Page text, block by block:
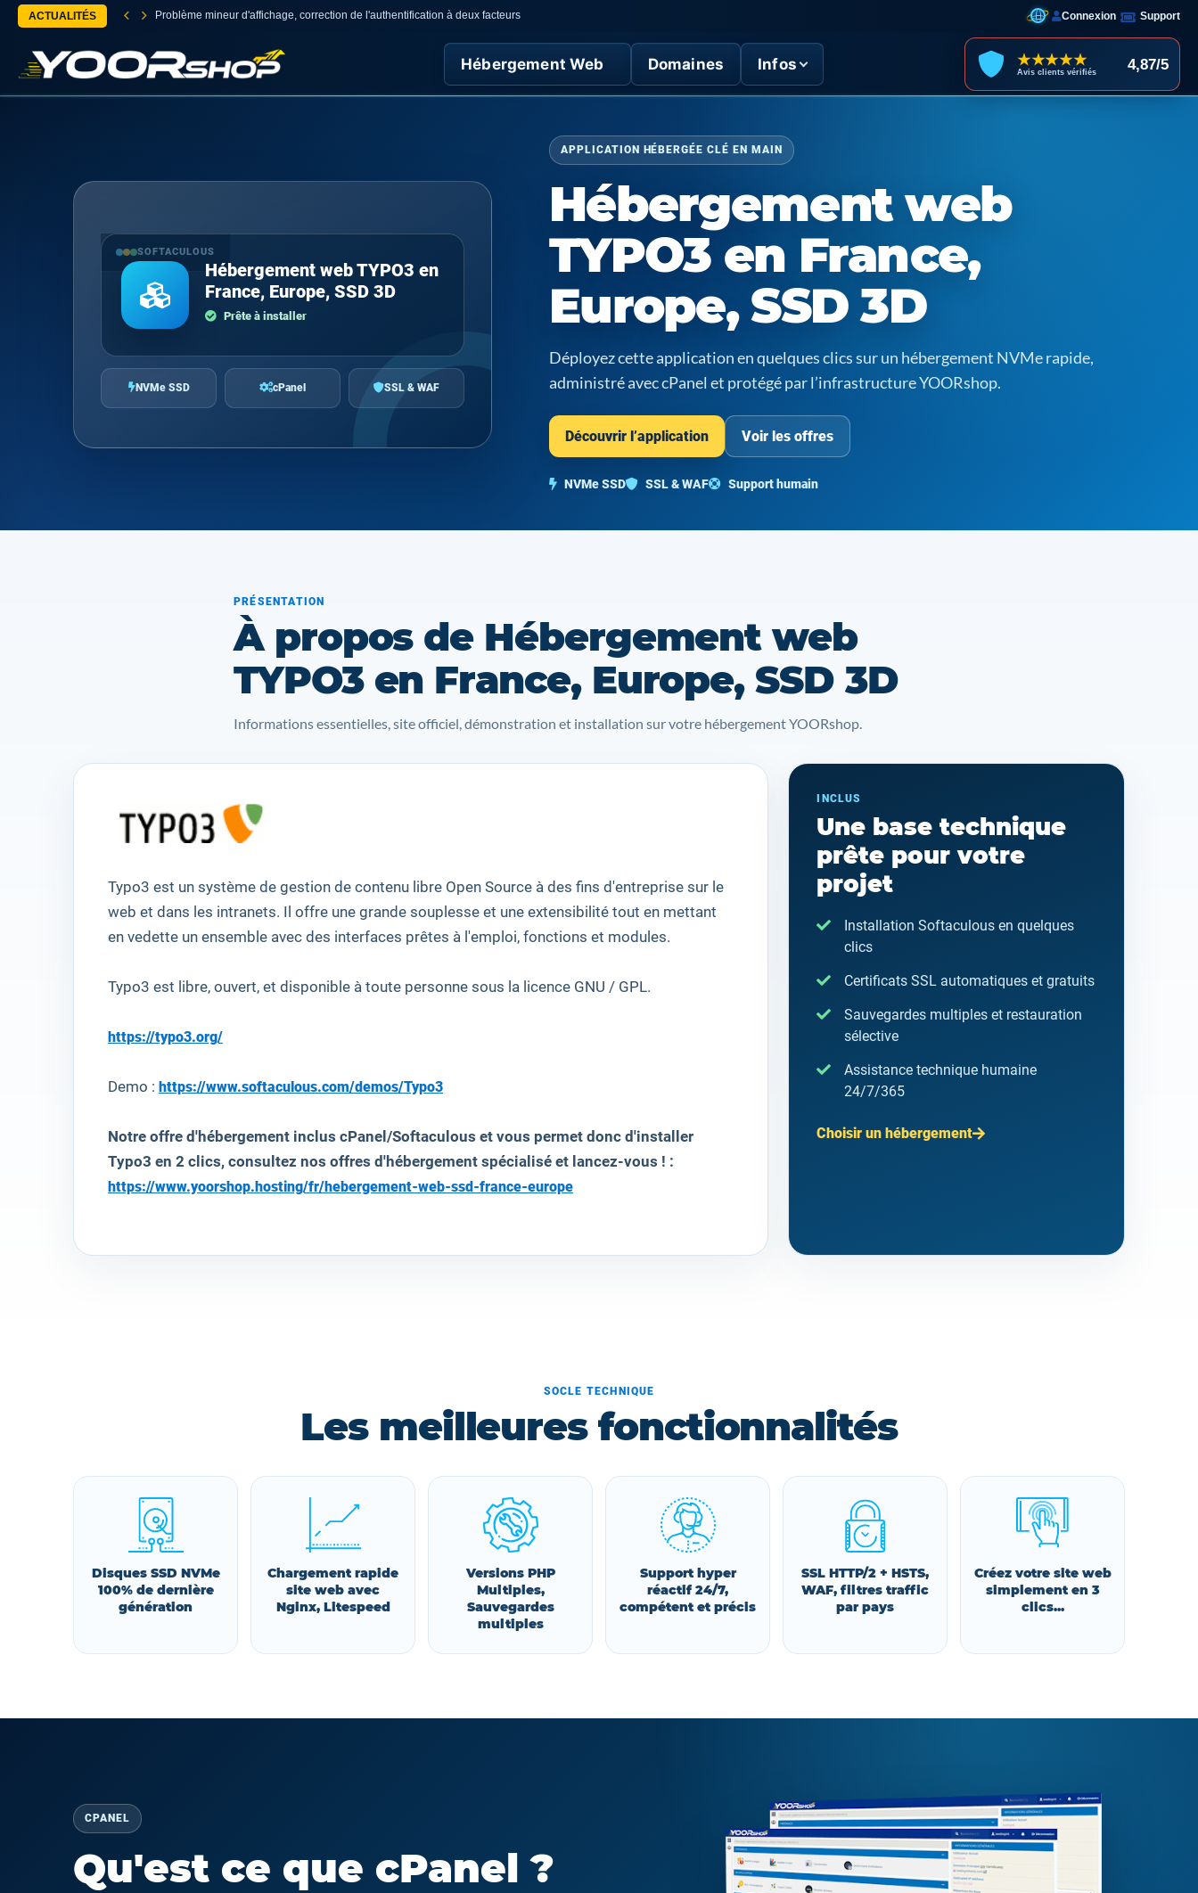
ACTUALITÉS Problème mineur d'affichage, correction de l'authentification à deux facteurs Connexion Support
Hébergement Web Domaines Infos ★★★★★
Avis clients vérifiés 4,87/5
SOFTACULOUS
Hébergement web TYPO3 en
France, Europe, SSD 3D
Prête à installer
NVMe SSD cPanel SSL & WAF
APPLICATION HÉBERGÉE CLÉ EN MAIN
Hébergement web
TYPO3 en France,
Europe, SSD 3D
Déployez cette application en quelques clics sur un hébergement NVMe rapide,
administré avec cPanel et protégé par l’infrastructure YOORshop.
Découvrir l’application Voir les offres
NVMe SSD SSL & WAF Support humain
PRÉSENTATION
À propos de Hébergement web
TYPO3 en France, Europe, SSD 3D
Informations essentielles, site officiel, démonstration et installation sur votre hébergement YOORshop.
Typo3 est un système de gestion de contenu libre Open Source à des fins d'entreprise sur le
web et dans les intranets. Il offre une grande souplesse et une extensibilité tout en mettant
en vedette un ensemble avec des interfaces prêtes à l'emploi, fonctions et modules.
Typo3 est libre, ouvert, et disponible à toute personne sous la licence GNU / GPL.
https://typo3.org/
Demo : https://www.softaculous.com/demos/Typo3
Notre offre d'hébergement inclus cPanel/Softaculous et vous permet donc d'installer
Typo3 en 2 clics, consultez nos offres d'hébergement spécialisé et lancez-vous ! :
https://www.yoorshop.hosting/fr/hebergement-web-ssd-france-europe
INCLUS
Une base technique
prête pour votre
projet
Installation Softaculous en quelques
clics
Certificats SSL automatiques et gratuits
Sauvegardes multiples et restauration
sélective
Assistance technique humaine
24/7/365
Choisir un hébergement
SOCLE TECHNIQUE
Les meilleures fonctionnalités
Disques SSD NVMe
100% de dernière
génération
Chargement rapide
site web avec
Nginx, Litespeed
Versions PHP
Multiples,
Sauvegardes
multiples
Support hyper
réactif 24/7,
compétent et précis
SSL HTTP/2 + HSTS,
WAF, filtres traffic
par pays
Créez votre site web
simplement en 3
clics...
CPANEL
Qu'est ce que cPanel ?